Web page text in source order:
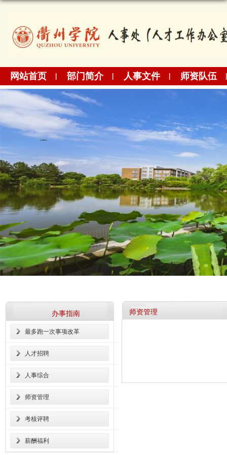
网站首页 部门简介 人事文件 师资队伍
办事指南
最多跑一次事项改革
人才招聘
人事综合
师资管理
考核评聘
薪酬福利
师资管理